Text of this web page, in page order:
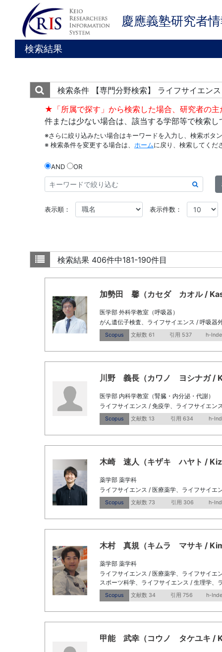
慶應義塾研究者
検索結果
検索条件
【専門分野検索】 ライフサイエンス
★「所属で探す」から検索した場合、研究者の
件または少ない場合は、該当する学部等で検索し
※さらに絞り込みたい場合はキーワードを入力し、検索ボタ
※ 検索条件を変更する場合は、 ホームに戻り、検索してくだ
AND OR
表示順： 表示件数：
検索結果 406件中181-190件目
加勢田 馨（カセダ カオル /
医学部 外科学教室（呼吸器）
がん遺伝子検査、ライフサイエンス / 呼吸器
Scopus 文献数 61 引用 537 h-
川野 義長（カワノ ヨシナガ /
医学部 内科学教室（腎臓・内分泌・代謝）
ライフサイエンス / 免疫学、ライフサイエン
Scopus 文献数 13 引用 634 h-
木崎 速人（キザキ ハヤト /
薬学部 薬学科
ライフサイエンス / 医療薬学、ライフサイエ
Scopus 文献数 73 引用 306 h-
木村 真規（キムラ マサキ /
薬学部 薬学科
ライフサイエンス / 医療薬学、ライフサイエ
スポーツ科学、ライフサイエンス / 生理学、
Scopus 文献数 34 引用 756 h-
甲能 武幸（コウノ タケユキ /